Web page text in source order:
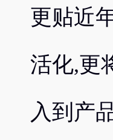
更贴近
活化,更
入到产